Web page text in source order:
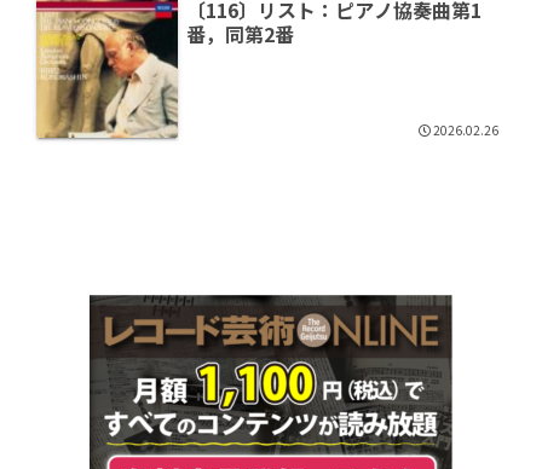
〔116〕リスト：ピアノ協奏曲第1
番，同第2番
2026.02.26